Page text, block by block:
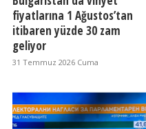
fiyatlarına 1 Ağustos’tan
itibaren yüzde 30 zam
geliyor
31 Temmuz 2026 Cuma